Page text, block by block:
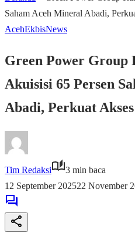
Saham Aceh Mineral Abadi,
AcehEkbisNews
Green Power Group
Akuisisi 65 Persen
Abadi, Perkuat
Tim Redaksi
3 min baca
12 September 202522 November